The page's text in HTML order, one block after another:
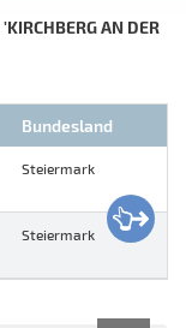
'KIRCHBERG AN DER
Bundesland
Steiermark
Steiermark